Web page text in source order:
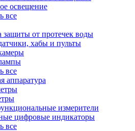
освещение
все
защиты от протечек воды
хабы и пульты
все
аппаратура
измерители
цифровые индикаторы
все